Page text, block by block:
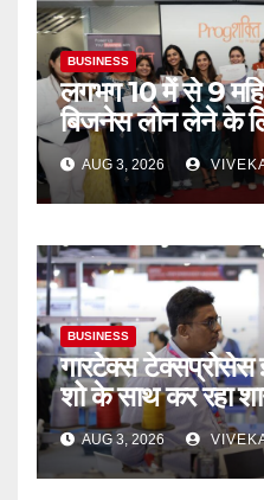
BUSINESS
लगभग 10 में से 9
बिजनेस लोन लेने के
AUG 3, 2026
BUSINESS
गारटेक्स टेक्सप्रोसेस
शो के साथ कर रहा
AUG 3, 2026